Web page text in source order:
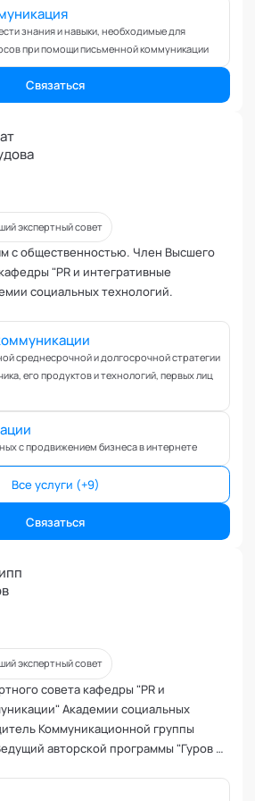
способности
антропология
культура и этика
коммуникации
конфликты
программы
и проведение переговоров
паре
родителями
коучинг
знания и навыки, необходимые для
при помощи письменной коммуникации
Связаться
экспертный совет
с общественностью. Член Высшего
"PR и интегративные
социальных технологий.
среднесрочной и долгосрочной стратегии
его продуктов и технологий, первых лиц
с продвижением бизнеса в интернете
Все услуги (+9)
Связаться
экспертный совет
совета кафедры "PR и
Академии социальных
Коммуникационной группы
авторской программы "Гуров по
радиостанции Mediametrics.